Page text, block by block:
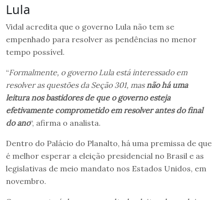
Lula
Vidal acredita que o governo Lula não tem se
empenhado para resolver as pendências no menor
tempo possível.
“Formalmente, o governo Lula está interessado em
resolver as questões da Seção 301, mas não há uma
leitura nos bastidores de que o governo esteja
efetivamente comprometido em resolver antes do final
do ano“, afirma o analista.
Dentro do Palácio do Planalto, há uma premissa de que
é melhor esperar a eleição presidencial no Brasil e as
legislativas de meio mandato nos Estados Unidos, em
novembro.